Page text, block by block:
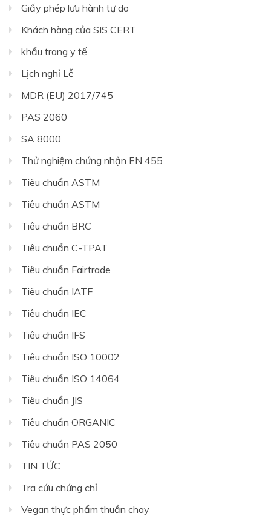
Giấy phép lưu hành tự do
Khách hàng của SIS CERT
khẩu trang y tế
Lịch nghỉ Lễ
MDR (EU) 2017/745
PAS 2060
SA 8000
Thử nghiệm chứng nhận EN 455
Tiêu chuẩn ASTM
Tiêu chuẩn ASTM
Tiêu chuẩn BRC
Tiêu chuẩn C-TPAT
Tiêu chuẩn Fairtrade
Tiêu chuẩn IATF
Tiêu chuẩn IEC
Tiêu chuẩn IFS
Tiêu chuẩn ISO 10002
Tiêu chuẩn ISO 14064
Tiêu chuẩn JIS
Tiêu chuẩn ORGANIC
Tiêu chuẩn PAS 2050
TIN TỨC
Tra cứu chứng chỉ
Vegan thực phẩm thuần chay